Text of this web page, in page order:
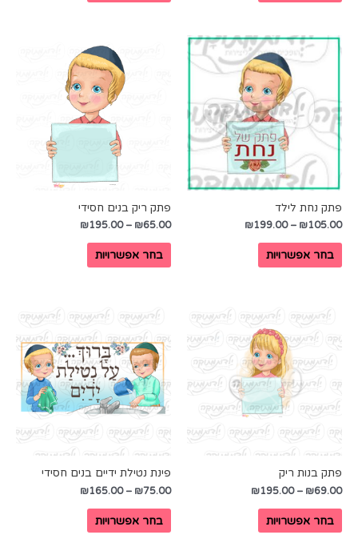
פתק נחת לילד
₪105.00
–
₪199.00
בחר אפשרויות
פתק ריק בנים חסידי
₪65.00
–
₪195.00
בחר אפשרויות
פתק בנות ריק
₪69.00
–
₪195.00
בחר אפשרויות
פינת נטילת ידיים בנים חסידי
₪75.00
–
₪165.00
בחר אפשרויות